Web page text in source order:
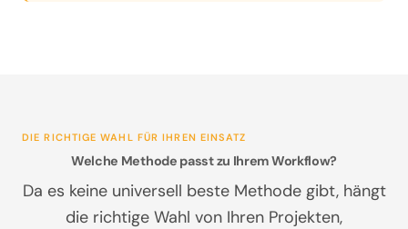
DIE RICHTIGE WAHL FÜR IHREN EINSATZ
Welche Methode passt zu Ihrem Workflow?
Da es keine universell beste Methode gibt, hängt
die richtige Wahl von Ihren Projekten,